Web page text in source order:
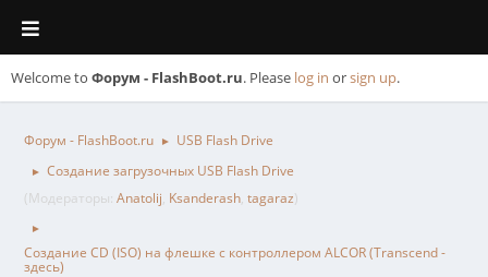
Welcome to Форум - FlashBoot.ru. Please log in orsign up.
Форум - FlashBoot.ru ► USB Flash Drive
►
Создание загрузочных USB Flash Drive
(Модераторы: Anatolij, Ksanderash, tagaraz)
►
Создание CD (ISO) на флешке с контроллером ALCOR (Transcend -
здесь)